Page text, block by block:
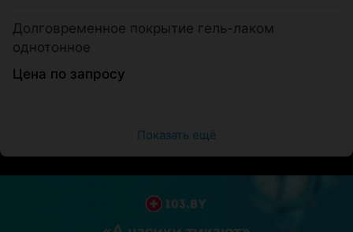
Долговременное покрытие гель-лаком
однотонное
Цена по запросу
Показать ещё